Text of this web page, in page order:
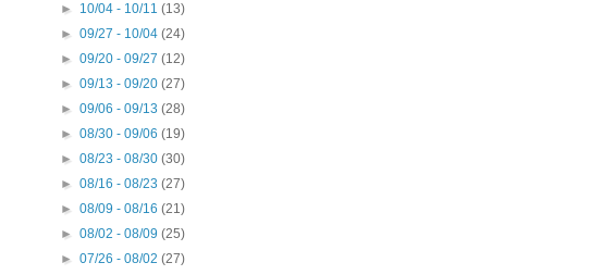
► 10/04 - 10/11(13)
►09/27 - 10/04(24)
►09/20 - 09/27(12)
►09/13 - 09/20(27)
►09/06 - 09/13(28)
►08/30 - 09/06(19)
►08/23 - 08/30(30)
►08/16 - 08/23(27)
►08/09 - 08/16(21)
►08/02 - 08/09(25)
►07/26 - 08/02(27)